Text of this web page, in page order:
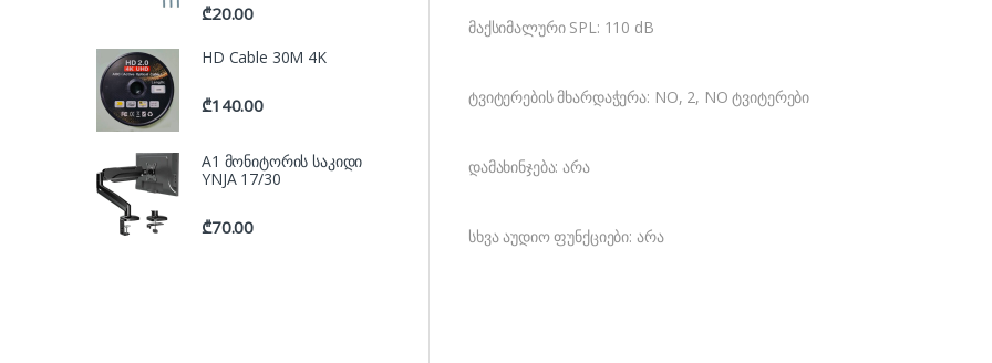
მაქსიმალური SPL: 110 dB
ტვიტერების მხარდაჭერა: NO, 2, NO ტვიტერები
დამახინჯება: არა
სხვა აუდიო ფუნქციები: არა
₾20.00
HD Cable 30M 4K
₾140.00
A1 მონიტორის საკიდი
YNJA 17/30
₾70.00